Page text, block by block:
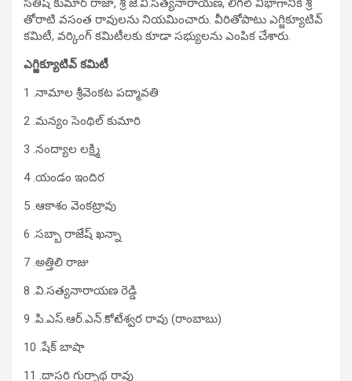
సతీష్ కుమార్ రాజా, శ్రీ జె.వి.సత్యనారాయణ, లీగల్ విభాగానికి శ్రీ
తోరాటి వసంత రావులను నియమించారు. వీరితోపాటు ఎగ్జిక్యూటివ్
కమిటీ, వర్కింగ్ కమిటీలకు కూడా సభ్యులను ఎంపిక చేశారు.
ఎగ్జిక్యూటివ్ కమిటీ
1 .నామాల శ్రీవెంకట పద్మావతి
2 .మన్యం సెంథిల్ కుమారి
3 .నంద్యాల లక్ష్మి
4 .యండం ఇందిర
5 .ఆకాశం వెంకట్రావు
6 .సబ్బా రాజేష్ ఖన్నా
7 .అత్తిలి రాజు
8 .వి.సత్యనారాయణ రెడ్డి
9 .పి.ఎస్.ఆర్.ఎన్.కోటేశ్వర రావు (రాంబాబు)
10 .షేక్ బాషా
11 .దాసరి గుర్నాథ రావు